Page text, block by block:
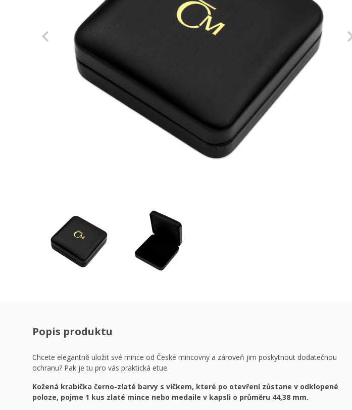
Previous
Popis produktu
Chcete elegantně uložit své mince od České mincovny a zároveň jim poskytnout dodatečnou
ochranu? Pak je tu pro vás praktická etue.
Kožená krabička černo-zlaté barvy s víčkem, které po otevření zůstane v odklopené
poloze, pojme 1 kus zlaté mince nebo medaile v kapsli o průměru 44,38 mm.